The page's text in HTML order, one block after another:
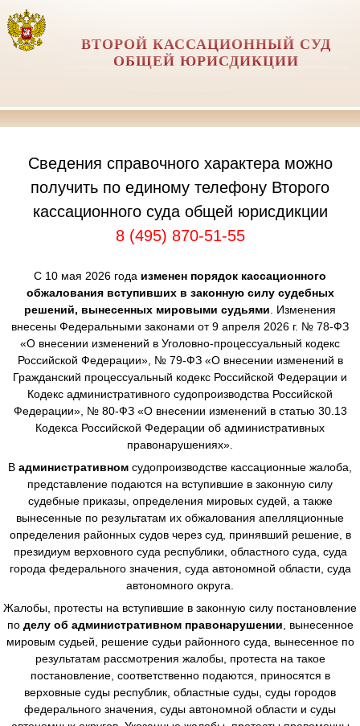
ВТОРОЙ КАССАЦИОННЫЙ СУД
ОБЩЕЙ ЮРИСДИКЦИИ
Сведения справочного характера можно
получить по единому телефону Второго
кассационного суда общей юрисдикции
8 (495) 870-51-55
С 10 мая 2026 года изменен порядок кассационного
обжалования вступивших в законную силу судебных
решений, вынесенных мировыми судьями . Изменения
внесены Федеральными законами от 9 апреля 2026 г. № 78-ФЗ
«О внесении изменений в Уголовно-процессуальный кодекс
Российской Федерации», № 79-ФЗ «О внесении изменений в
Гражданский процессуальный кодекс Российской Федерации и
Кодекс административного судопроизводства Российской
Федерации», № 80-ФЗ «О внесении изменений в статью 30.13
Кодекса Российской Федерации об административных
правонарушениях».
В административном судопроизводстве кассационные жалоба,
представление подаются на вступившие в законную силу
судебные приказы, определения мировых судей, а также
вынесенные по результатам их обжалования апелляционные
определения районных судов через суд, принявший решение, в
президиум верховного суда республики, областного суда, суда
города федерального значения, суда автономной области, суда
автономного округа.
Жалобы, протесты на вступившие в законную силу постановление
по делу об административном правонарушении , вынесенное
мировым судьей, решение судьи районного суда, вынесенное по
результатам рассмотрения жалобы, протеста на такое
постановление, соответственно подаются, приносятся в
верховные суды республик, областные суды, суды городов
федерального значения, суды автономной области и суды